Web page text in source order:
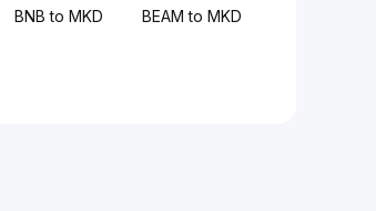
BNB to MKD BEAM to MKD